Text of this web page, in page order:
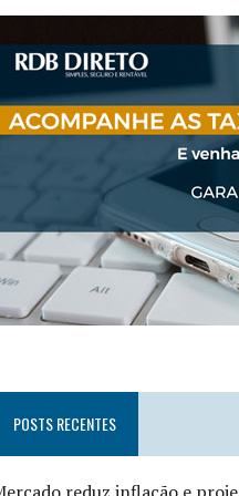
POSTS RECENTES
reduz inflação e